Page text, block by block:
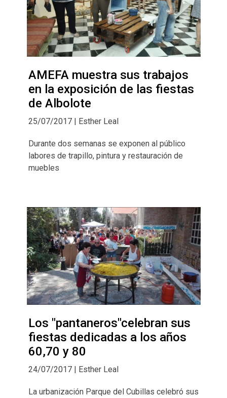
AMEFA muestra sus trabajos
en la exposición de las fiestas
de Albolote
25/07/2017 | Esther Leal
Durante dos semanas se exponen al público
labores de trapillo, pintura y restauración de
muebles
Los "pantaneros"celebran sus
fiestas dedicadas a los años
60,70 y 80
24/07/2017 | Esther Leal
La urbanización Parque del Cubillas celebró sus